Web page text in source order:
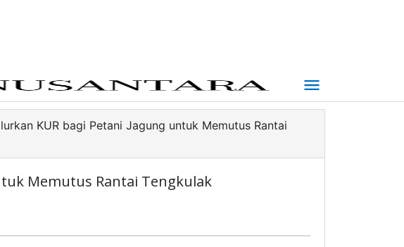
KUR bagi Petani Jagung untuk Memutus Rantai
Memutus Rantai Tengkulak